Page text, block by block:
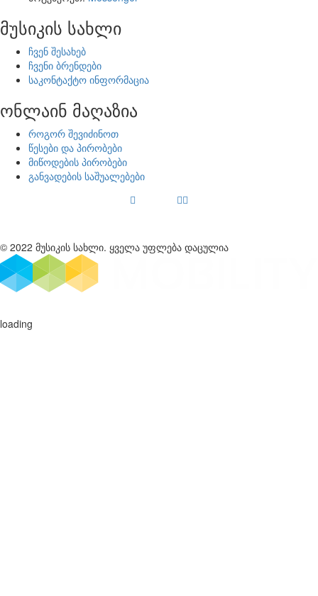
მუსიკის სახლი
ჩვენ შესახებ
ჩვენი ბრენდები
საკონტაქტო ინფორმაცია
ონლაინ მაღაზია
როგორ შევიძინოთ
წესები და პირობები
მიწოდების პირობები
განვადების საშუალებები
© 2022 მუსიკის სახლი. ყველა უფლება დაცულია
loading